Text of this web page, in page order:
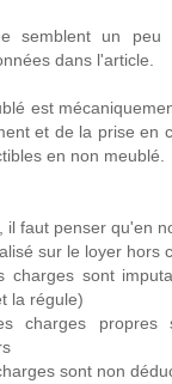
semblent un peu
dans l'article.
est
et de la prise en
en non meublé.
il faut penser qu'en
sur le loyer hors
charges sont
la régule)
charges propres
sont non